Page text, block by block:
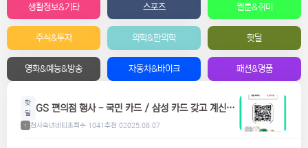
생활정보&기타 스포츠 웹툰&취미
주식&투자 의학&한의학 핫딜
영화&예능&방송 자동차&바이크 패션&명품
핫
딜
GS 편의점 행사 - 국민 카드 / 삼성 카드 갖고 계신분
1 천사숙녀네티조회수 1041추천 02025.08.07